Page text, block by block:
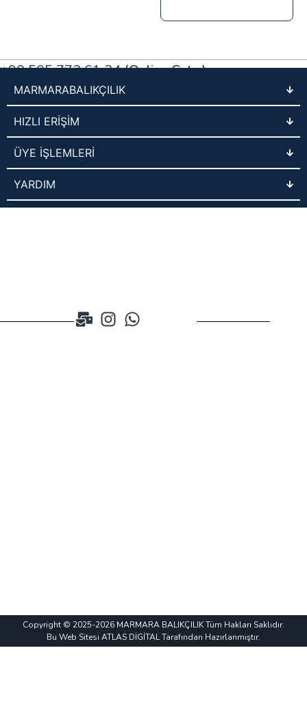
+90 505 772 61 34(Online Satış)
Müşteri Hizmetleri
MARMARABALIKÇILIK
HIZLI ERİŞİM
ÜYE İŞLEMLERİ
YARDIM
Copyright © 2025-2026 MARMARA BALIKÇILIK Tüm Hakları Saklıdır.
Bu Web Sitesi ATLAS DİGİTAL Tarafından Hazırlanmıştır.